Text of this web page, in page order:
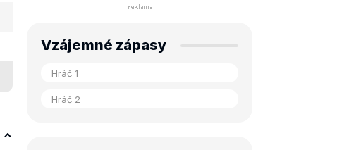
Vzájemné zápasy